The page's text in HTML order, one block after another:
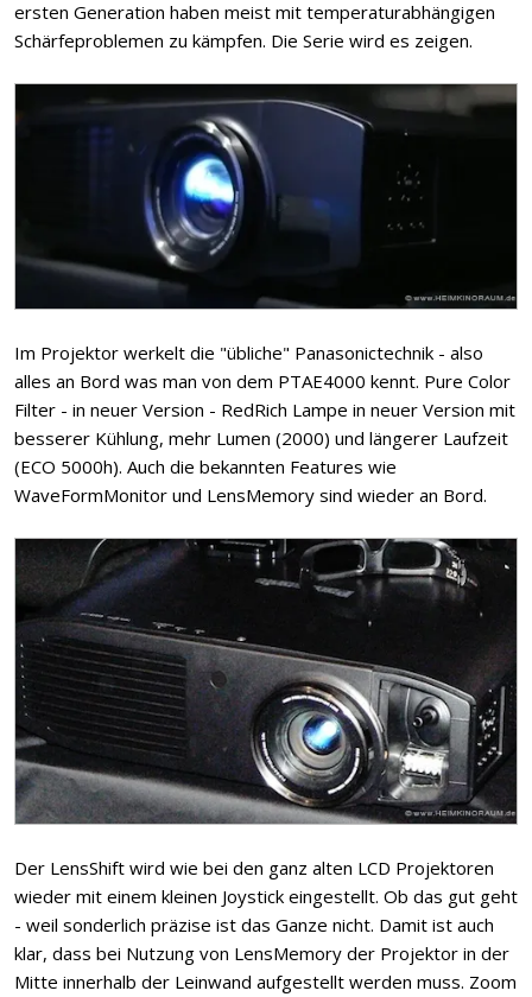
ersten Generation haben meist mit temperaturabhängigen
Schärfeproblemen zu kämpfen. Die Serie wird es zeigen.
Im Projektor werkelt die "übliche" Panasonictechnik - also
alles an Bord was man von dem PTAE4000 kennt. Pure Color
Filter - in neuer Version - RedRich Lampe in neuer Version mit
besserer Kühlung, mehr Lumen (2000) und längerer Laufzeit
(ECO 5000h). Auch die bekannten Features wie
WaveFormMonitor und LensMemory sind wieder an Bord.
Der LensShift wird wie bei den ganz alten LCD Projektoren
wieder mit einem kleinen Joystick eingestellt. Ob das gut geht
- weil sonderlich präzise ist das Ganze nicht. Damit ist auch
klar, dass bei Nutzung von LensMemory der Projektor in der
Mitte innerhalb der Leinwand aufgestellt werden muss. Zoom